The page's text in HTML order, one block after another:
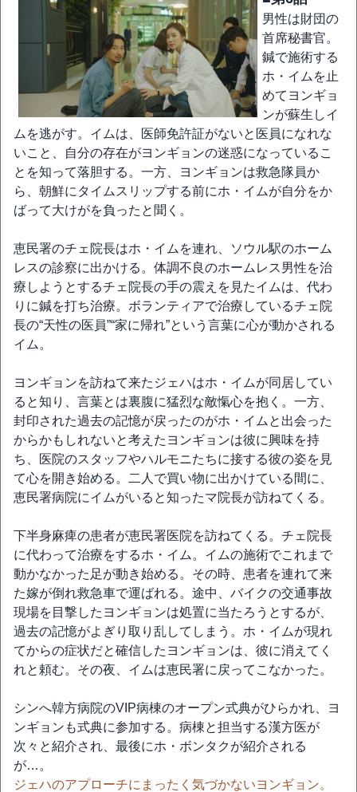
男性は財団の
首席秘書官。
鍼で施術する
ホ・イムを止
めてヨンギョ
ンが蘇生しイ
ムを逃がす。イムは、医師免許証がないと医員になれな
いこと、自分の存在がヨンギョンの迷惑になっているこ
とを知って落胆する。一方、ヨンギョンは救急隊員か
ら、朝鮮にタイムスリップする前にホ・イムが自分をか
ばって大けがを負ったと聞く。
恵民署のチェ院長はホ・イムを連れ、ソウル駅のホーム
レスの診察に出かける。体調不良のホームレス男性を治
療しようとするチェ院長の手の震えを見たイムは、代わ
りに鍼を打ち治療。ボランティアで治療しているチェ院
長の“天性の医員”“家に帰れ”という言葉に心が動かされる
イム。
ヨンギョンを訪ねて来たジェハはホ・イムが同居してい
ると知り、言葉とは裏腹に猛烈な敵愾心を抱く。一方、
封印された過去の記憶が戻ったのがホ・イムと出会った
からかもしれないと考えたヨンギョンは彼に興味を持
ち、医院のスタッフやハルモニたちに接する彼の姿を見
て心を開き始める。二人で買い物に出かけている間に、
恵民署病院にイムがいると知ったマ院長が訪ねてくる。
下半身麻痺の患者が恵民署医院を訪ねてくる。チェ院長
に代わって治療をするホ・イム。イムの施術でこれまで
動かなかった足が動き始める。その時、患者を連れて来
た嫁が倒れ救急車で運ばれる。途中、バイクの交通事故
現場を目撃したヨンギョンは処置に当たろうとするが、
過去の記憶がよぎり取り乱してしまう。ホ・イムが現れ
てからの症状だと確信したヨンギョンは、彼に消えてく
れと頼む。その夜、イムは恵民署に戻ってこなかった。
シンへ韓方病院のVIP病棟のオープン式典がひらかれ、ヨ
ンギョンも式典に参加する。病棟と担当する漢方医が
次々と紹介され、最後にホ・ボンタクが紹介される
が…。
ジェハのアプローチにまったく気づかないヨンギョン。